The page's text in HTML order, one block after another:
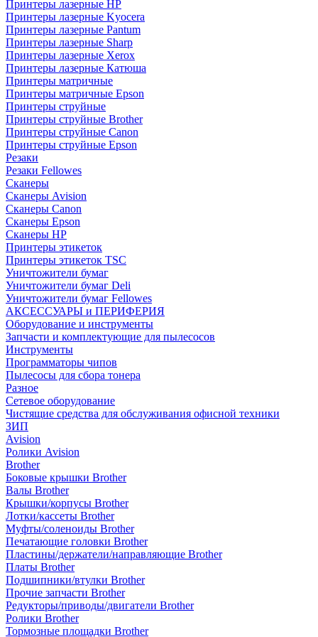
Принтеры лазерные HP
Принтеры лазерные Kyocera
Принтеры лазерные Pantum
Принтеры лазерные Sharp
Принтеры лазерные Xerox
Принтеры лазерные Катюша
Принтеры матричные
Принтеры матричные Epson
Принтеры струйные
Принтеры струйные Brother
Принтеры струйные Canon
Принтеры струйные Epson
Резаки
Резаки Fellowes
Сканеры
Сканеры Avision
Сканеры Canon
Сканеры Epson
Сканеры HP
Принтеры этикеток
Принтеры этикеток TSC
Уничтожители бумаг
Уничтожители бумаг Deli
Уничтожители бумаг Fellowes
АКСЕССУАРЫ и ПЕРИФЕРИЯ
Оборудование и инструменты
Запчасти и комплектующие для пылесосов
Инструменты
Программаторы чипов
Пылесосы для сбора тонера
Разное
Сетевое оборудование
Чистящие средства для обслуживания офисной техники
ЗИП
Avision
Ролики Avision
Brother
Боковые крышки Brother
Валы Brother
Крышки/корпусы Brother
Лотки/кассеты Brother
Муфты/соленоиды Brother
Печатающие головки Brother
Пластины/держатели/направляющие Brother
Платы Brother
Подшипники/втулки Brother
Прочие запчасти Brother
Редукторы/приводы/двигатели Brother
Ролики Brother
Тормозные площадки Brother